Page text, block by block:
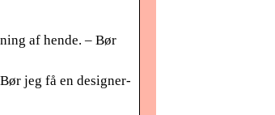
af hende. – Bør
jeg få en designer-